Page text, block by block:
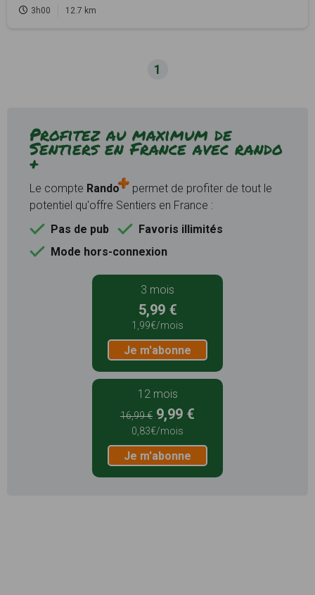
3h00 12.7 km
1
Profitez au maximum de
Sentiers en France avec rando
+
Le compte Rando
permet de profiter de tout le
potentiel qu'offre Sentiers en France :
Pas de pub
Favoris illimités
Mode hors-connexion
3 mois
5,99 €
1,99€/mois
Je m'abonne
12 mois
16,99 € 9,99 €
0,83€/mois
Je m'abonne